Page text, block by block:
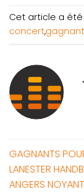
Cet article a
concert,
GAGNANTS
LANESTER
ANGERS